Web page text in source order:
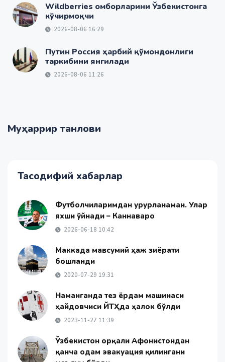
Wildberries омборларини Ўзбекистонга
кўчирмоқчи
2026-08-06 16:29
Путин Россия ҳарбий қўмондонлиги
таркибини янгилади
2026-08-06 11:26
Муҳаррир танлови
Тасодифий хабарлар
Футболчиларимдан ғурурланаман. Улар
яхши ўйнади – Каннаваро
2026-06-18 10:42
Маккада мавсумий ҳаж зиёрати
бошланди
2020-07-29 19:31
Наманганда тез ёрдам машинаси
ҳайдовчиси ЙТҲда ҳалок бўлди
2023-11-27 11:39
Ўзбекистон орқали Афғонистондан
қанча одам эвакуация қилингани